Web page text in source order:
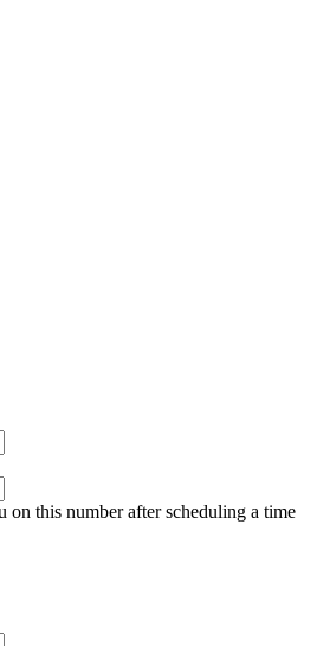
this number after scheduling a time